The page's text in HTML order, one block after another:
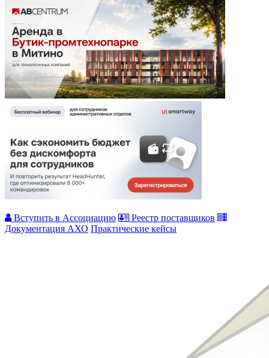
Вступить в Ассоциацию
Реестр поставщиков
Документация АХО Практические кейсы